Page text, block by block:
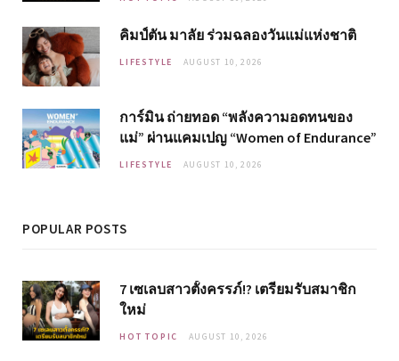
คิมป์ตัน มาลัย ร่วมฉลองวันแม่แห่งชาติ
LIFESTYLE AUGUST 10, 2026
การ์มิน ถ่ายทอด “พลังความอดทนของ
แม่” ผ่านแคมเปญ “Women of Endurance”
LIFESTYLE AUGUST 10, 2026
POPULAR POSTS
7 เซเลบสาวตั้งครรภ์!? เตรียมรับสมาชิก
ใหม่
HOT TOPIC AUGUST 10, 2026